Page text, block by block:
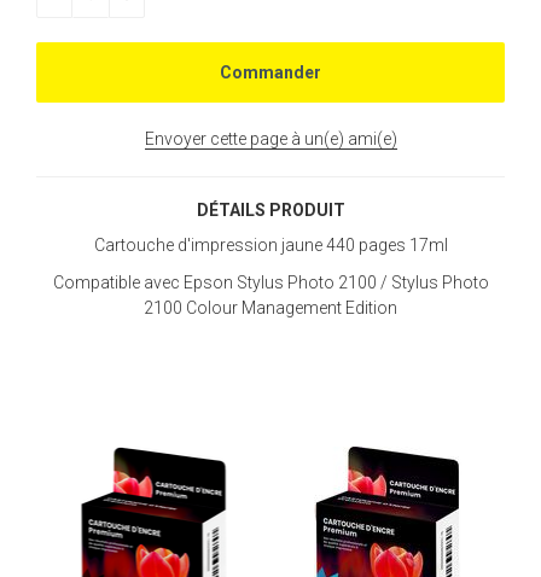
Envoyer cette page à un(e) ami(e)
DÉTAILS PRODUIT
Cartouche d'impression jaune 440 pages 17ml
Compatible avec Epson Stylus Photo 2100 / Stylus Photo
2100 Colour Management Edition